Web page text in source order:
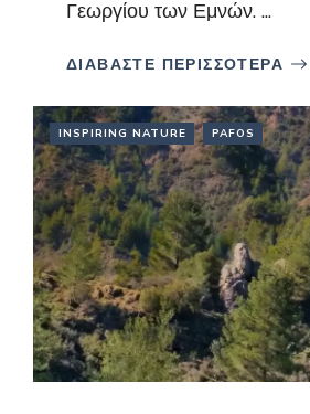
Γεωργίου των Εμνών. ...
ΔΙΑΒΑΣΤΕ ΠΕΡΙΣΣΟΤΕΡΑ
INSPIRING NATURE PAFOS